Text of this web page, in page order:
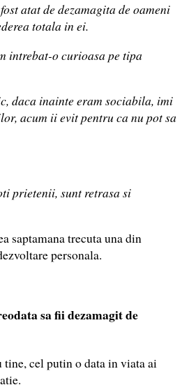
atat de dezamagita de oameni
totala in ei.
intrebat-o curioasa pe tipa
daca inainte eram sociabila, imi
acum ii evit pentru ca nu pot sa
prietenii, sunt retrasa si
saptamana trecuta una din
personala.
sa fii dezamagit de
cel putin o data in viata ai